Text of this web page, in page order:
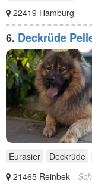
22419 Hamburg
6. Deckrüde
Eurasier Deckrüde
21465 Reinbek -